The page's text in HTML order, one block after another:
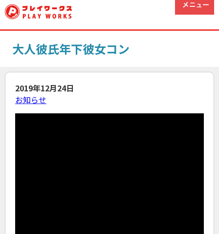
大人彼氏年下彼女コン
2019年12月24日
お知らせ